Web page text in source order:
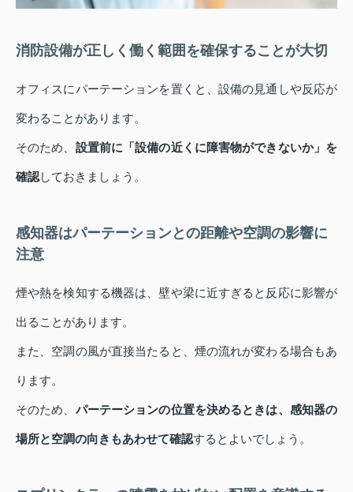
消防設備が正しく働く範囲を確保することが大切
オフィスにパーテーションを置くと、設備の見通しや反応が
変わることがあります。
そのため、 設置前に「設備の近くに障害物ができないか」を
確認しておきましょう。
感知器はパーテーションとの距離や空調の影響に
注意
煙や熱を検知する機器は、壁や梁に近すぎると反応に影響が
出ることがあります。
また、空調の風が直接当たると、煙の流れが変わる場合もあ
ります。
そのため、 パーテーションの位置を決めるときは、感知器の
場所と空調の向きもあわせて確認するとよいでしょう。